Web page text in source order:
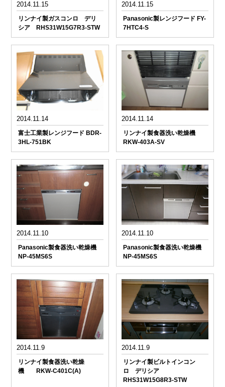
2014.11.15
リンナイ製ガスコンロ デリ
シア RHS31W15G7R3-STW
2014.11.15
Panasonic製レンジフード FY-
7HTC4-S
2014.11.14
富士工業製レンジフード BDR-
3HL-751BK
2014.11.14
リンナイ製食器洗い乾燥機
RKW-403A-SV
2014.11.10
Panasonic製食器洗い乾燥機
NP-45MS6S
2014.11.10
Panasonic製食器洗い乾燥機
NP-45MS6S
2014.11.9
リンナイ製食器洗い乾燥
機 RKW-C401C(A)
2014.11.9
リンナイ製ビルトインコン
ロ デリシア
RHS31W15G8R3-STW